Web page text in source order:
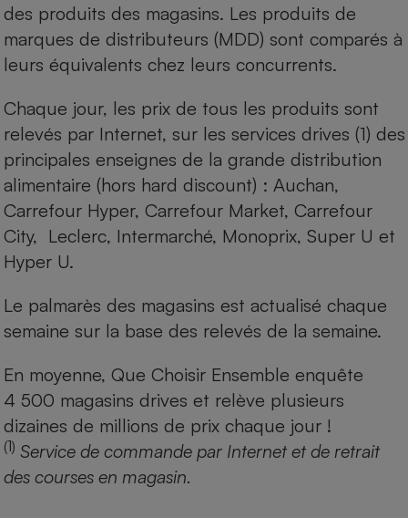
des produits des magasins. Les produits de
marques de distributeurs (MDD) sont comparés à
leurs équivalents chez leurs concurrents.
Chaque jour, les prix de tous les produits sont
relevés par Internet, sur les services drives (1) des
principales enseignes de la grande distribution
alimentaire (hors hard discount) : Auchan,
Carrefour Hyper, Carrefour Market, Carrefour
City, Leclerc, Intermarché, Monoprix, Super U et
Hyper U.
Le palmarès des magasins est actualisé chaque
semaine sur la base des relevés de la semaine.
En moyenne, Que Choisir Ensemble enquête
4 500 magasins drives et relève plusieurs
dizaines de millions de prix chaque jour !
(1) Service de commande par Internet et de retrait
des courses en magasin.